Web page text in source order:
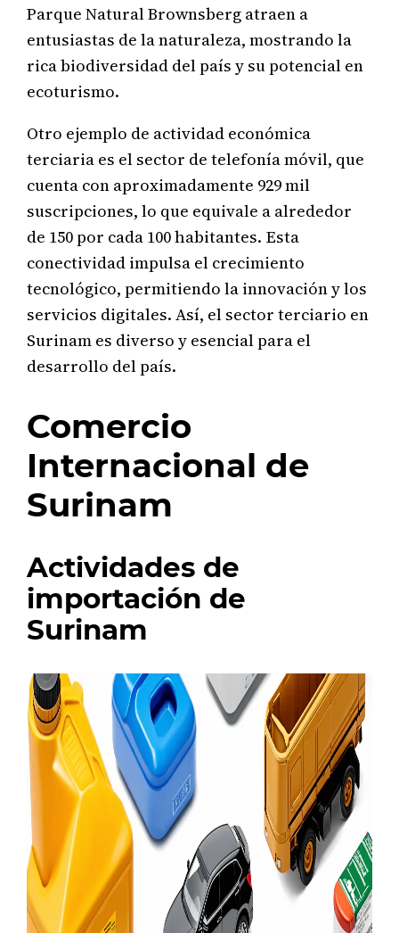
Parque Natural Brownsberg atraen a
entusiastas de la naturaleza, mostrando la
rica biodiversidad del país y su potencial en
ecoturismo.
Otro ejemplo de actividad económica
terciaria es el sector de telefonía móvil, que
cuenta con aproximadamente 929 mil
suscripciones, lo que equivale a alrededor
de 150 por cada 100 habitantes. Esta
conectividad impulsa el crecimiento
tecnológico, permitiendo la innovación y los
servicios digitales. Así, el sector terciario en
Surinam es diverso y esencial para el
desarrollo del país.
Comercio
Internacional de
Surinam
Actividades de
importación de
Surinam